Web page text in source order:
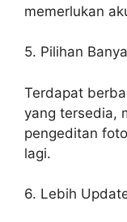
memerlukan
5. Pilihan
Terdapat
yang tersedia,
pengeditan
lagi.
6. Lebih